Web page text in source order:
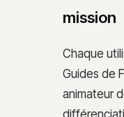
mission
Chaque
Guides de
animateur